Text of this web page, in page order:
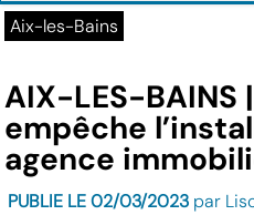
Aix-les-Bains
AIX-LES-BAINS
empêche
agence
PUBLIE LE 02/03/2023 par